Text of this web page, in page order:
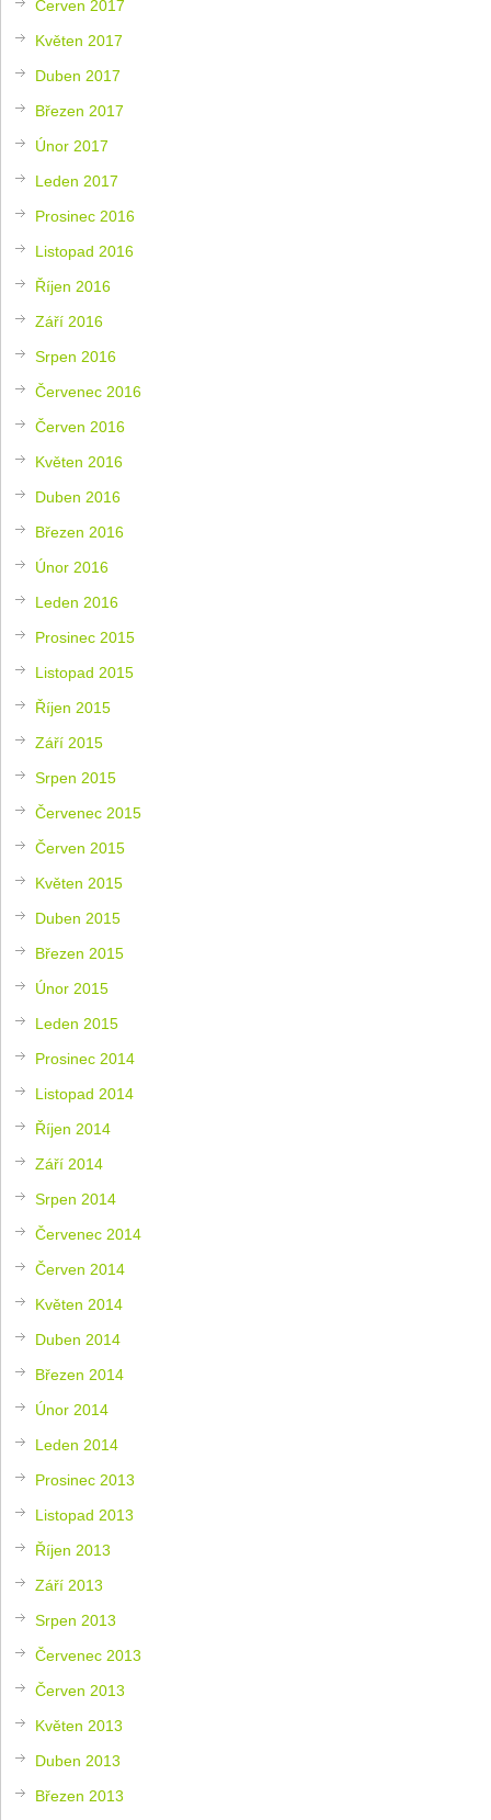
Červen 2017
Květen 2017
Duben 2017
Březen 2017
Únor 2017
Leden 2017
Prosinec 2016
Listopad 2016
Říjen 2016
Září 2016
Srpen 2016
Červenec 2016
Červen 2016
Květen 2016
Duben 2016
Březen 2016
Únor 2016
Leden 2016
Prosinec 2015
Listopad 2015
Říjen 2015
Září 2015
Srpen 2015
Červenec 2015
Červen 2015
Květen 2015
Duben 2015
Březen 2015
Únor 2015
Leden 2015
Prosinec 2014
Listopad 2014
Říjen 2014
Září 2014
Srpen 2014
Červenec 2014
Červen 2014
Květen 2014
Duben 2014
Březen 2014
Únor 2014
Leden 2014
Prosinec 2013
Listopad 2013
Říjen 2013
Září 2013
Srpen 2013
Červenec 2013
Červen 2013
Květen 2013
Duben 2013
Březen 2013